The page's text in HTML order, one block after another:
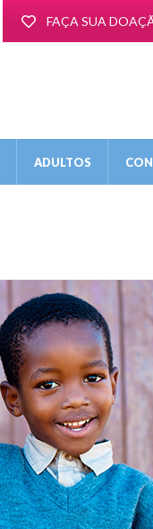
FAÇA SUA
ADULTOS